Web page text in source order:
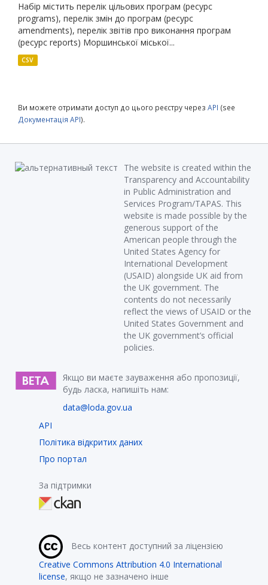
Набір містить перелік цільових програм (ресурс
programs), перелік змін до програм (ресурс
amendments), перелік звітів про виконання програм
(ресурс reports) Моршинської міської...
CSV
Ви можете отримати доступ до цього реєстру через API (see
Документація API).
The website is created within the
Transparency and Accountability
in Public Administration and
Services Program/TAPAS. This
website is made possible by the
generous support of the
American people through the
United States Agency for
International Development
(USAID) alongside UK aid from
the UK government. The
contents do not necessarily
reflect the views of USAID or the
United States Government and
the UK government’s official
policies.
Якщо ви маєте зауваження або пропозиції,
будь ласка, напишіть нам:
data@loda.gov.ua
API
Політика відкритих даних
Про портал
За підтримки
Весь контент доступний за ліцензією
Creative Commons Attribution 4.0 International
license, якщо не зазначено інше